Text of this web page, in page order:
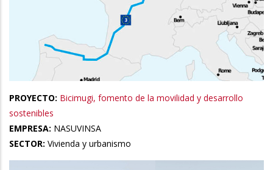
PROYECTO: Bicimugi, fomento de la movilidad y desarrollo
sostenibles
EMPRESA: NASUVINSA
SECTOR: Vivienda y urbanismo